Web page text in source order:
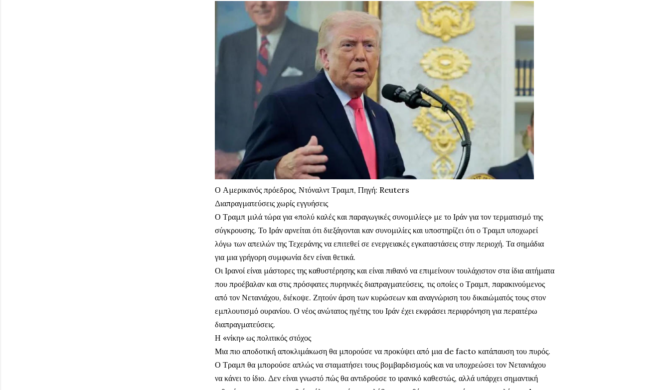
Ο Αμερικανός πρόεδρος, Ντόναλντ Τραμπ, Πηγή: Reuters
Διαπραγματεύσεις χωρίς εγγυήσεις
Ο Τραμπ μιλά τώρα για «πολύ καλές και παραγωγικές συνομιλίες» με το Ιράν για τον τερματισμό της
σύγκρουσης. Το Ιράν αρνείται ότι διεξάγονται καν συνομιλίες και υποστηρίζει ότι ο Τραμπ υποχωρεί
λόγω των απειλών της Τεχεράνης να επιτεθεί σε ενεργειακές εγκαταστάσεις στην περιοχή. Τα σημάδια
για μια γρήγορη συμφωνία δεν είναι θετικά.
Οι Ιρανοί είναι μάστορες της καθυστέρησης και είναι πιθανό να επιμείνουν τουλάχιστον στα ίδια αιτήματα
που προέβαλαν και στις πρόσφατες πυρηνικές διαπραγματεύσεις, τις οποίες ο Τραμπ, παρακινούμενος
από τον Νετανιάχου, διέκοψε. Ζητούν άρση των κυρώσεων και αναγνώριση του δικαιώματός τους στον
εμπλουτισμό ουρανίου. Ο νέος ανώτατος ηγέτης του Ιράν έχει εκφράσει περιφρόνηση για περαιτέρω
διαπραγματεύσεις.
Η «νίκη» ως πολιτικός στόχος
Μια πιο αποδοτική αποκλιμάκωση θα μπορούσε να προκύψει από μια de facto κατάπαυση του πυρός.
Ο Τραμπ θα μπορούσε απλώς να σταματήσει τους βομβαρδισμούς και να υποχρεώσει τον Νετανιάχου
να κάνει το ίδιο. Δεν είναι γνωστό πώς θα αντιδρούσε το ιρανικό καθεστώς, αλλά υπάρχει σημαντική